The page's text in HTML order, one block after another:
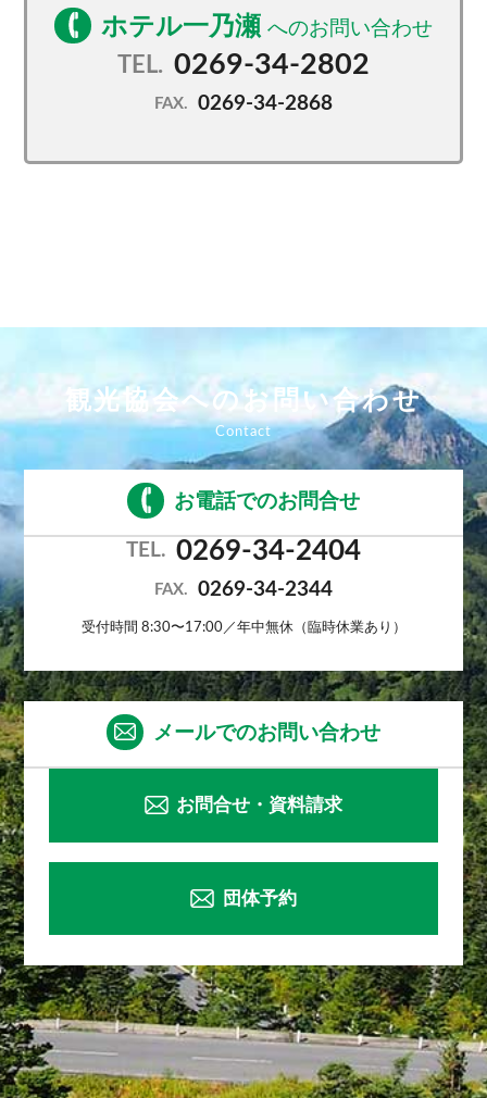
宿泊人数：2～5人
15,643円/人/泊 ～
詳細
ホテル一乃瀬
TEL. 0269-34-2802
FAX. 0269-34-2868
観光協会へのお問い合わせ
お電話でのお問合せ
TEL. 0269-34-2404
FAX. 0269-34-2344
受付時間 8:30〜17:00／年中無休（臨時休業あり）
メールでのお問い合わせ
お問合せ・資料請求
団体予約